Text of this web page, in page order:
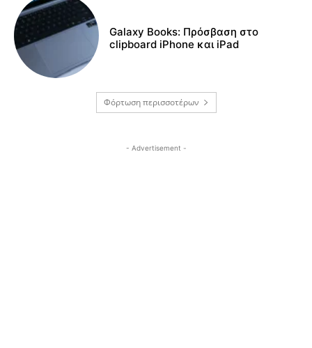
Galaxy Books: Πρόσβαση στο
clipboard iPhone και iPad
Φόρτωση περισσοτέρων
- Advertisement -